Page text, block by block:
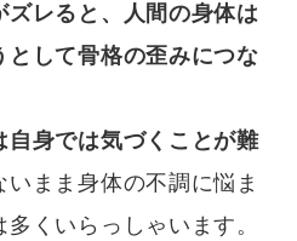
ズレると、人間の身体は
として骨格の歪みにつな
自身では気づくことが難
いまま身体の不調に悩ま
くいらっしゃいます。